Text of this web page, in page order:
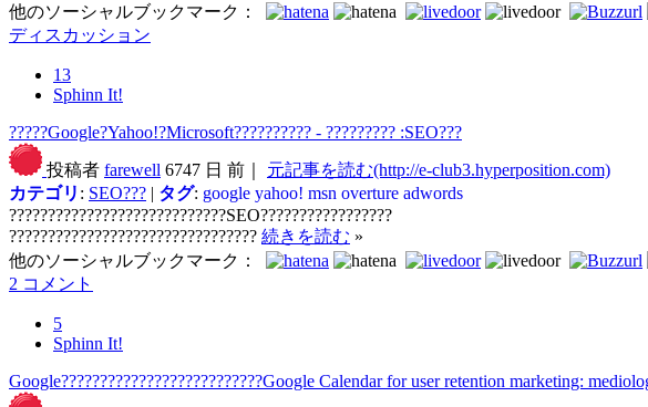
他のソーシャルブックマーク：
ディスカッション
13
Sphinn It!
?????Google?Yahoo!?Microsoft?????????? - ????????? :SEO???
投稿者 farewell 6747 日 前｜
元記事を読む(http://e-club3.hyperposition.com)
カテゴリ : SEO??? | タグ: google yahoo! msn overture adwords
????????????????????????????SEO?????????????????
???????????????????????????????? 続きを読む »
他のソーシャルブックマーク：
2 コメント
5
Sphinn It!
Google??????????????????????????Google Calendar for user retention marketing: